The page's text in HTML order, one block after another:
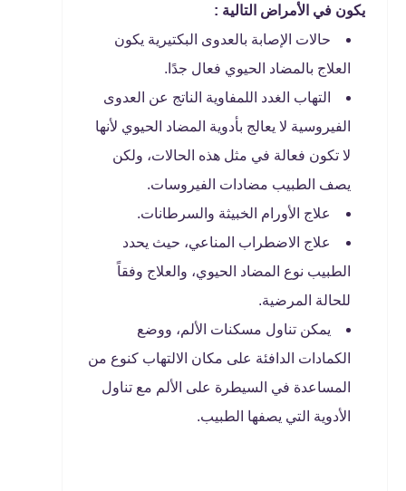
يكون في الأمراض التالية :
حالات الإصابة بالعدوى البكتيرية يكون
العلاج بالمضاد الحيوي فعال جدًا.
التهاب الغدد اللمفاوية الناتج عن العدوى
الفيروسية لا يعالج بأدوية المضاد الحيوي لأنها
لا تكون فعالة في مثل هذه الحالات، ولكن
يصف الطبيب مضادات الفيروسات.
علاج الأورام الخبيثة والسرطانات.
علاج الاضطراب المناعي، حيث يحدد
الطبيب نوع المضاد الحيوي، والعلاج وفقاً
للحالة المرضية.
يمكن تناول مسكنات الألم، ووضع
الكمادات الدافئة على مكان الالتهاب كنوع من
المساعدة في السيطرة على الألم مع تناول
الأدوية التي يصفها الطبيب.